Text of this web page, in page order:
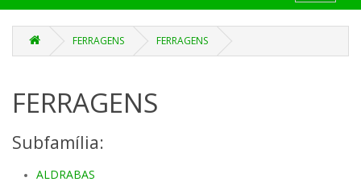
FERRAGENS FERRAGENS
FERRAGENS
Subfamília:
ALDRABAS